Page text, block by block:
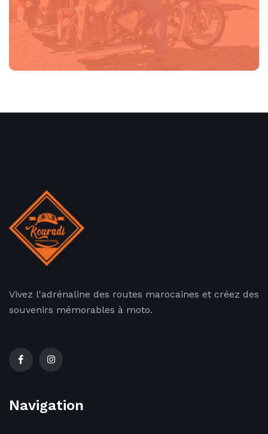
Vivez l'adrénaline des routes marocaines et créez des
souvenirs mémorables à moto.
Navigation